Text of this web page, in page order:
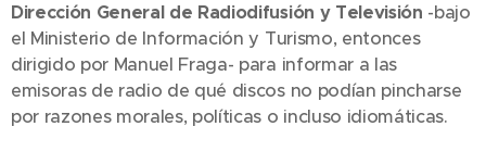
Dirección General de Radiodifusión y Televisión -bajo
el Ministerio de Información y Turismo, entonces
dirigido por Manuel Fraga- para informar a las
emisoras de radio de qué discos no podían pincharse
por razones morales, políticas o incluso idiomáticas.